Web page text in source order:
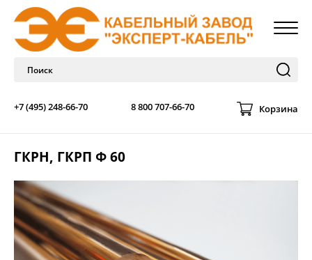
+7 (495) 248-66-70 8 800 707-66-70 Корзина
ГКРН, ГКРП Ф 60